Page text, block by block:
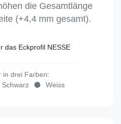
die Gesamtlänge
(+4,4 mm gesamt).
in drei Farben:
Schwarz Weiss